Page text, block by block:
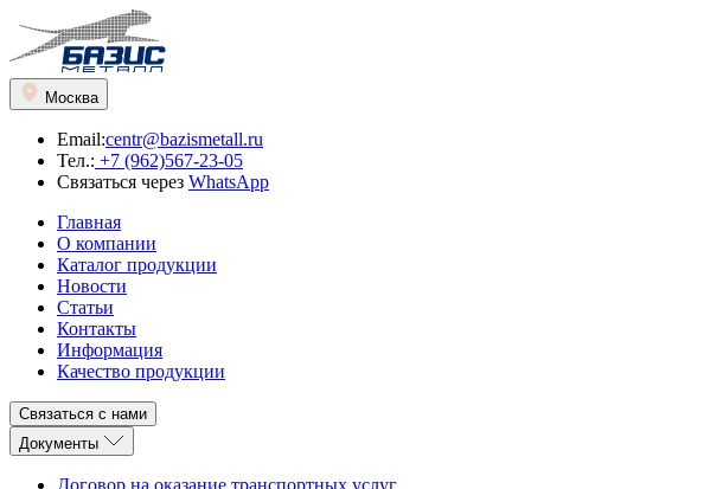
Москва
Email:centr@bazismetall.ru
Тел.: +7 (962)567-23-05
Связаться через WhatsApp
Главная
О компании
Каталог продукции
Новости
Статьи
Контакты
Информация
Качество продукции
Связаться с нами
Документы
Договор на оказание транспортных услуг